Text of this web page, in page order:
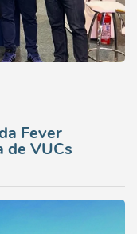
Fever
de VUCs